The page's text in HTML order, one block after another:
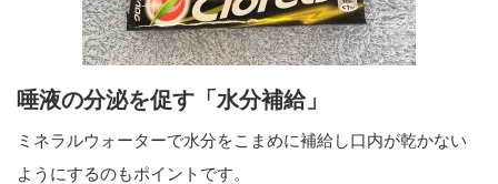
唾液の分泌を促す「水分補給」
ミネラルウォーターで水分をこまめに補給し口内が乾かない
ようにするのもポイントです。